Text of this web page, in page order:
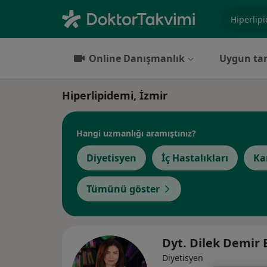
Online Danışmanlık Uygun
Hiperlipidemi, İzmir
Hangi uzmanlığı aramıştınız?
Diyetisyen İç Hastalıkları
Tümünü göster
Dyt. Dilek Demir
Diyetisyen